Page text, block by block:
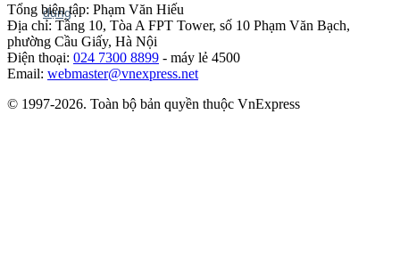
Tổng biên tập: Phạm Văn Hiếu
Địa chỉ: Tầng 10, Tòa A FPT Tower, số 10 Phạm Văn Bạch,
phường Cầu Giấy, Hà Nội
Điện thoại: 024 7300 8899 - máy lẻ 4500
Email: webmaster@vnexpress.net
© 1997-2026. Toàn bộ bản quyền thuộc VnExpress